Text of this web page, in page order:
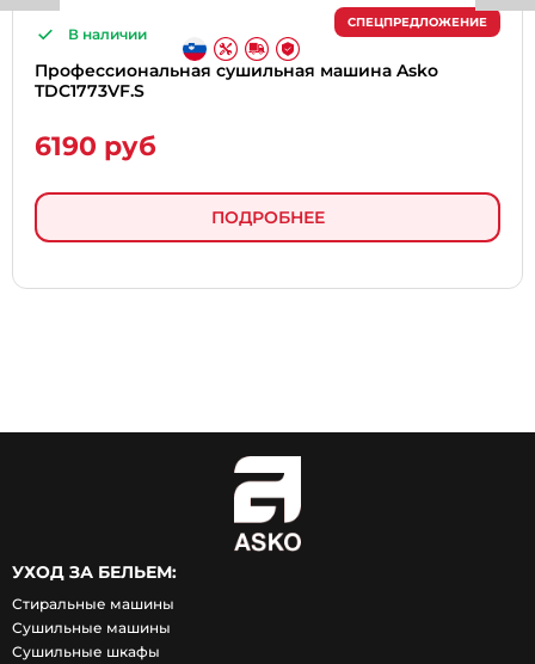
В наличии
СПЕЦПРЕДЛОЖЕНИЕ
Профессиональная сушильная машина Asko
TDC1773VF.S
6190 руб
ПОДРОБНЕЕ
УХОД ЗА БЕЛЬЕМ:
Стиральные машины
Сушильные машины
Сушильные шкафы